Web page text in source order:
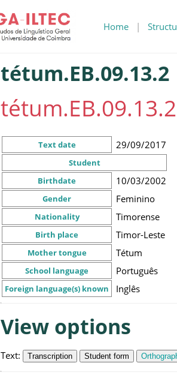
Home |
tétum.EB.09.13.2
tétum.EB.09.13.2
Text date 29/09/2017
Student
Birthdate
10/03/2002
Gender Feminino
Nationality Timorense
Birth place Timor-Leste
Mother tongue Tétum
School language Português
Foreign language(s) known Inglês
View options
Text: Transcription Student form